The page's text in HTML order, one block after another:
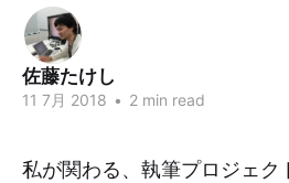
佐藤たけし
11 7月 2018 • 2 min read
私が関わる、執筆プロジェク